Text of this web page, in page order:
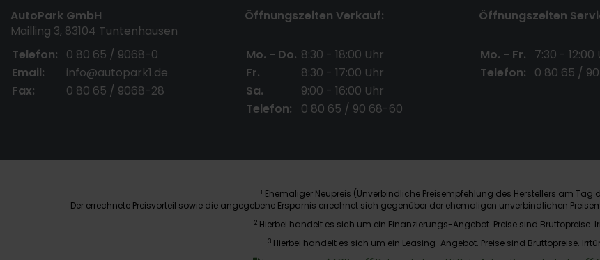
AutoPark GmbH
Mailling 3, 83104 Tuntenhausen
Telefon:
0 80 65 / 9068-0
Email:
info@autopark1.de
Fax:
0 80 65 / 9068-28
Öffnungszeiten Verkauf:
Mo. - Do. 8:30 - 18:00 Uhr
Fr.
8:30 - 17:00 Uhr
Sa.
9:00 - 16:00 Uhr
Telefon:
0 80 65 / 90 68-60
Öffnungszeiten
Mo. - Fr.
7:30 - 12:00
Telefon:
0 80 65 /
1 Ehemaliger Neupreis (Unverbindliche Preisempfehlung des Herstellers am Tag
Der errechnete Preisvorteil sowie die angegebene Ersparnis errechnet sich gegenüber der ehemaligen unverbindlichen
2 Hierbei handelt es sich um ein Finanzierungs-Angebot. Preise sind Bruttopreise.
3 Hierbei handelt es sich um ein Leasing-Angebot. Preise sind Bruttopreise.